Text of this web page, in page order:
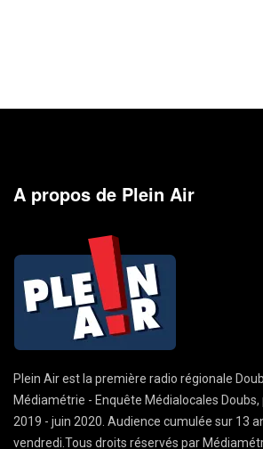
A propos de Plein Air
Plein Air est la première radio régionale
Médiamétrie - Enquête Médialocales
2019 - juin 2020. Audience cumulée sur 13
vendredi.Tous droits réservés par